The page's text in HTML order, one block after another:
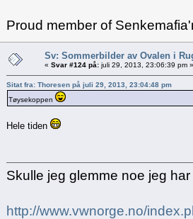
Proud member of
Sv: Sommerbilder av Ovalen i
« Svar #124 på: juli 29, 2013, 23:06:39 pm »
Sitat fra: Thoresen på juli 29, 2013, 23:04:48 pm
Tøysekoppen
Hele tiden
Skulle jeg glemme noe jeg
http://www.vwnorge.no/